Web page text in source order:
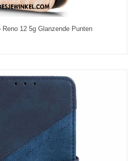
12 5g Glanzende Punten